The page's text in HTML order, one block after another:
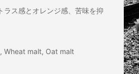
ラス感とオレンジ感、苦味を抑
Wheat malt, Oat malt